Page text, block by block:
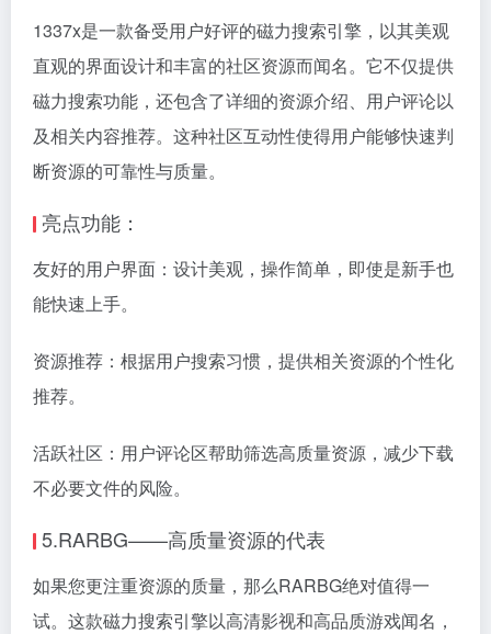
1337x是一款备受用户好评的磁力搜索引擎，以其美观
直观的界面设计和丰富的社区资源而闻名。它不仅提供
磁力搜索功能，还包含了详细的资源介绍、用户评论以
及相关内容推荐。这种社区互动性使得用户能够快速判
断资源的可靠性与质量。
亮点功能：
友好的用户界面：设计美观，操作简单，即使是新手也
能快速上手。
资源推荐：根据用户搜索习惯，提供相关资源的个性化
推荐。
活跃社区：用户评论区帮助筛选高质量资源，减少下载
不必要文件的风险。
5.RARBG——高质量资源的代表
如果您更注重资源的质量，那么RARBG绝对值得一
试。这款磁力搜索引擎以高清影视和高品质游戏闻名，